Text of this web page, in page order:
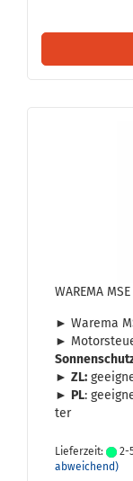
WA­RE­MA
► Wa­re­ma
►
► ZL:
► PL:
ter
Lieferzeit: 2-
abweichend)